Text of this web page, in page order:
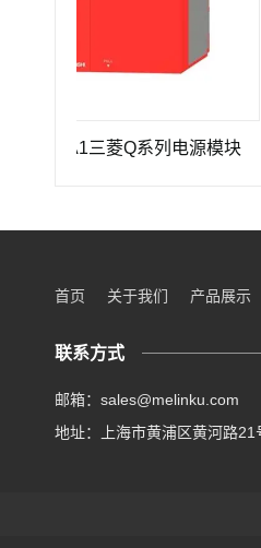
A1三菱Q系列电源模块
首页 关于我们 产品展示
联系方式
邮箱：sales@melinku.com
地址：上海市黄浦区黄河路21